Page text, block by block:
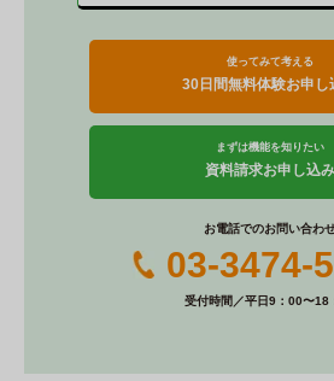
使ってみて考える
30日間無料体験お申し
まずは機能を知りたい
資料請求お申し込み
お電話でのお問い合わ
03-3474-
受付時間／平日9：00〜18